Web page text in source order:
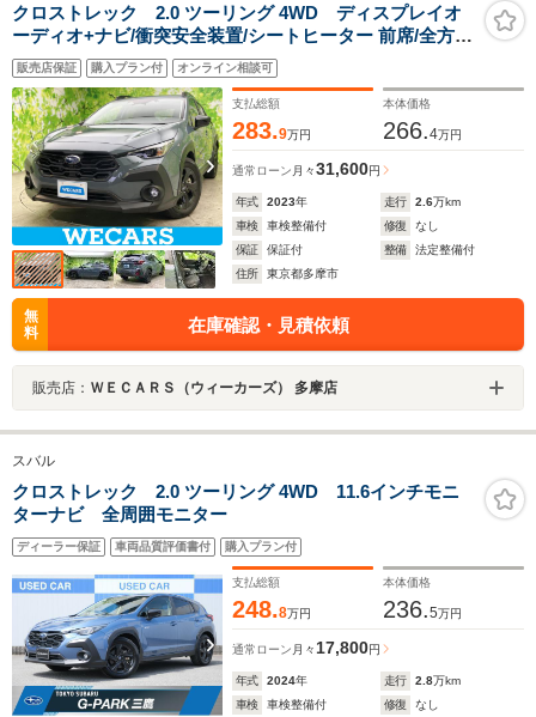
クロストレック 2.0 ツーリング 4WD ディスプレイオ
ーディオ+ナビ/衝突安全装置/シートヒーター 前席/全方位
モニター/車線逸脱防止支援システム/ドライブレコーダー
純正/ヘッドランプ LED/ETC/EBD付ABS
販売店保証 購入プラン付 オンライン相談可
支払総額
283.9万円
本体価格
266.4万円
通常ローン 月々31,600円
年式 2023年 走行 2.6万km
車検
車検整備付 修復
なし
保証
保証付 整備
法定整備付
住所
東京都多摩市
無
料
在庫確認・見積依頼
販売店： ＷＥＣＡＲＳ（ウィーカーズ） 多摩店
スバル
クロストレック 2.0 ツーリング 4WD 11.6インチモニ
ターナビ 全周囲モニター
ディーラー保証 車両品質評価書付 購入プラン付
支払総額
248.8万円
本体価格
236.5万円
通常ローン 月々 17,800円
年式 2024年 走行 2.8万km
車検
車検整備付 修復
なし